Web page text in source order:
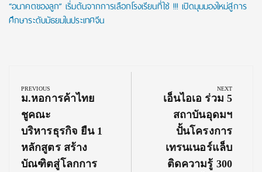
“อนาคตของลูก” เริ่มต้นจากการเลือกโรงเรียนที่ใช่ !!! เปิดมุมมองใหม่สู่การ
ศึกษาระดับมัธยมในประเทศจีน
navigation
PREVIOUS
Previous
Post:
ม.หอการค้าไทย
ชูคณะ
บริหารธุรกิจ ยืน 1
หลักสูตร สร้าง
บัณฑิตสู่โลกการ
NEXT
Next
Post:
เอ็นไอเอ ร่วม 5
สถาบันอุดมฯ
ปั้นโครงการ
เทรนเนอร์แล็บ
ติดความรู้ 300